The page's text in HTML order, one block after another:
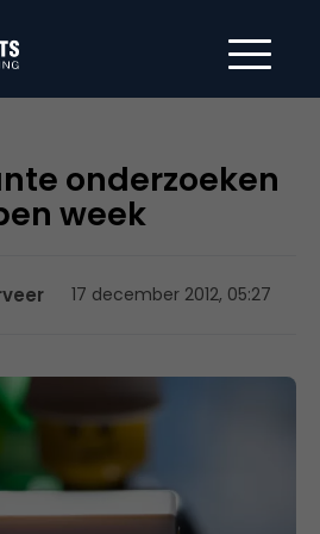
onderzoeken
week
17 december 2012, 05:27